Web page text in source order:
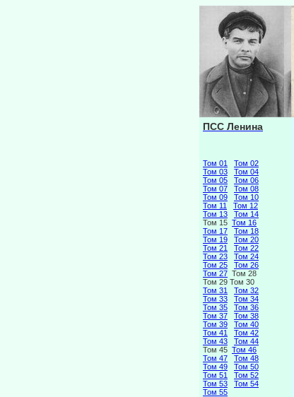
ПСС Ленина
Том 01
Том 02
Том 03
Том 04
Том 05
Том 06
Том 07
Том 08
Том 09
Том 10
Том 11
Том 12
Том 13
Том 14
Том 15 Том 16
Том 17
Том 18
Том 19
Том 20
Том 21
Том 22
Том 23
Том 24
Том 25
Том 26
Том 27 Том 28
Том 29 Том 30
Том 31
Том 32
Том 33
Том 34
Том 35
Том 36
Том 37
Том 38
Том 39
Том 40
Том 41
Том 42
Том 43
Том 44
Том 45 Том 46
Том 47
Том 48
Том 49
Том 50
Том 51
Том 52
Том 53
Том 54
Том 55